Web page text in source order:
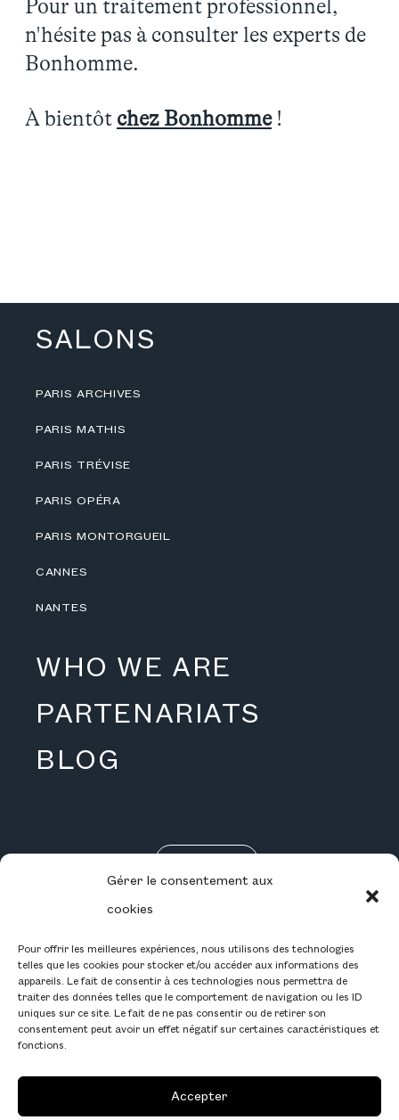
Gérer le consentement aux
cookies
Pour offrir les meilleures expériences, nous utilisons des technologies
telles que les cookies pour stocker et/ou accéder aux informations des
appareils. Le fait de consentir à ces technologies nous permettra de
traiter des données telles que le comportement de navigation ou les ID
uniques sur ce site. Le fait de ne pas consentir ou de retirer son
consentement peut avoir un effet négatif sur certaines caractéristiques et
fonctions.
Accepter
Pour un traitement professionnel,
n'hésite pas à consulter les experts de
Bonhomme.
À bientôt chez Bonhomme!
SALONS
PARIS ARCHIVES
PARIS MATHIS
PARIS TRÉVISE
PARIS OPÉRA
PARIS MONTORGUEIL
CANNES
NANTES
WHO WE ARE
PARTENARIATS
BLOG
INSTAGRAM
FACEBOOK